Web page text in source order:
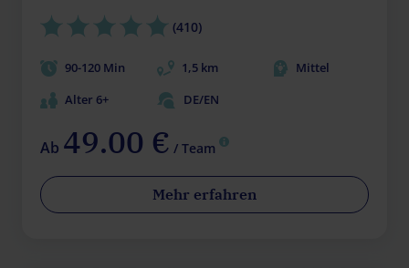
(410)
90-120 Min 1,5 km
Mittel
Alter 6+
DE/EN
Ab 49.00 € / Team
Mehr erfahren